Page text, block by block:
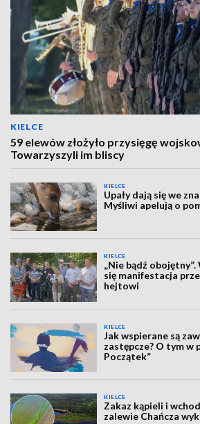
KIELCE
59 elewów złożyło przysięgę
Towarzyszyli im bliscy
KIELCE
Upały dają się we
Myśliwi apelują o
KIELCE
„Nie bądź
się manifestacja
hejtowi
KIELCE
Jak wspierane są
zastępcze? O tym w
Początek”
KIELCE
Zakaz kąpieli i
zalewie Chańcza